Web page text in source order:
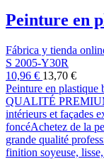
Peinture en
Fábrica y tienda
S 2005-Y30R
10,96 € 13,70 €
Peinture en plastique
QUALITÉ
intérieurs et façades
foncéAchetez de la
grande qualité
finition soyeuse,